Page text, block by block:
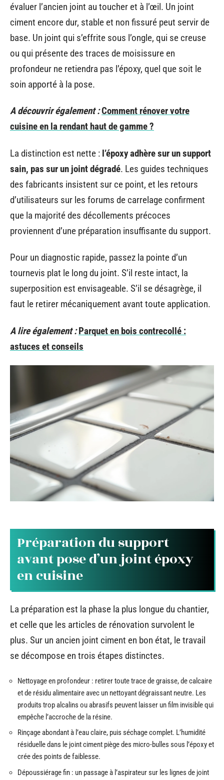
évaluer l’ancien joint au toucher et à l’œil. Un joint
ciment encore dur, stable et non fissuré peut servir de
base. Un joint qui s’effrite sous l’ongle, qui se creuse
ou qui présente des traces de moisissure en
profondeur ne retiendra pas l’époxy, quel que soit le
soin apporté à la pose.
A découvrir également :Comment rénover votre
cuisine en la rendant haut de gamme ?
La distinction est nette : l’époxy adhère sur un support
sain, pas sur un joint dégradé. Les guides techniques
des fabricants insistent sur ce point, et les retours
d’utilisateurs sur les forums de carrelage confirment
que la majorité des décollements précoces
proviennent d’une préparation insuffisante du support.
Pour un diagnostic rapide, passez la pointe d’un
tournevis plat le long du joint. S’il reste intact, la
superposition est envisageable. S’il se désagrège, il
faut le retirer mécaniquement avant toute application.
A lire également : Parquet en bois contrecollé :
astuces et conseils
Préparation du support
avant pose d’un joint époxy
en cuisine
La préparation est la phase la plus longue du chantier,
et celle que les articles de rénovation survolent le
plus. Sur un ancien joint ciment en bon état, le travail
se décompose en trois étapes distinctes.
Nettoyage en profondeur : retirer toute trace de graisse, de calcaire
et de résidu alimentaire avec un nettoyant dégraissant neutre. Les
produits trop alcalins ou abrasifs peuvent laisser un film invisible qui
empêche l’accroche de la résine.
Rinçage abondant à l’eau claire, puis séchage complet. L’humidité
résiduelle dans le joint ciment piège des micro-bulles sous l’époxy et
crée des points de faiblesse.
Dépoussiérage fin : un passage à l’aspirateur sur les lignes de joint